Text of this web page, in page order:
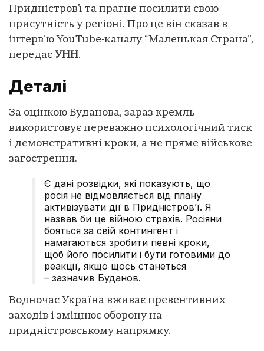
Придністров’ї та прагне посилити свою
присутність у регіоні. Про це він сказав в
інтерв’ю YouTube-каналу “Маленькая Страна”,
передає УНН.
Деталі
За оцінкою Буданова, зараз кремль
використовує переважно психологічний тиск
і демонстративні кроки, а не пряме військове
загострення.
Є дані розвідки, які показують, що
росія не відмовляється від плану
активізувати дії в Придністров’ї. Я
назвав би це війною страхів. Росіяни
бояться за свій контингент і
намагаються зробити певні кроки,
щоб його посилити і бути готовими до
реакції, якщо щось станеться
– зазначив Буданов.
Водночас Україна вживає превентивних
заходів і зміцнює оборону на
придністровському напрямку.